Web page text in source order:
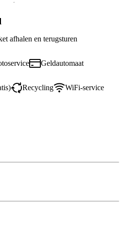
afhalen en terugsturen
Geldautomaat
Recycling WiFi-service